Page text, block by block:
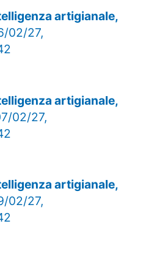
artigianale,
02/27,
artigianale,
02/27,
artigianale,
02/27,